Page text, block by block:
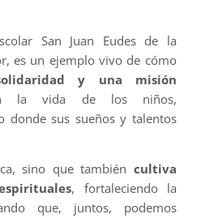
San Juan Eudes de la
es un ejemplo vivo de cómo
y una misión
la vida de los niños,
donde sus sueños y talentos
sino que también cultiva
, fortaleciendo la
que, juntos, podemos